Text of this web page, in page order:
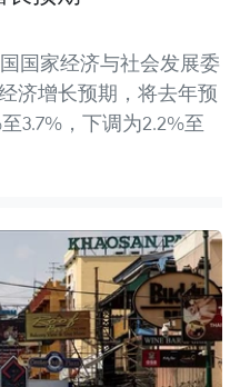
国家经济与社会发展委
济增长预期，将去年预
3.7%，下调为2.2%至